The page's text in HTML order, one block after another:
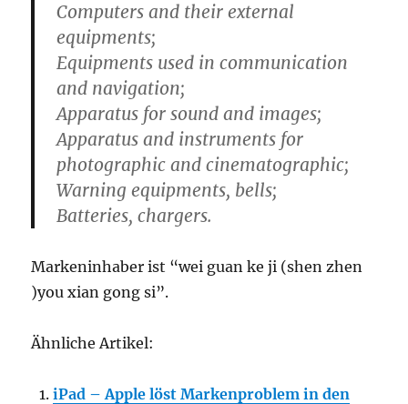
Computers and their external
equipments;
Equipments used in communication
and navigation;
Apparatus for sound and images;
Apparatus and instruments for
photographic and cinematographic;
Warning equipments, bells;
Batteries, chargers.
Markeninhaber ist “wei guan ke ji (shen zhen
)you xian gong si”.
Ähnliche Artikel:
iPad – Apple löst Markenproblem in den